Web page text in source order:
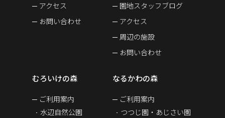
アクセス
お問い合わせ
園地スタッフブログ
アクセス
周辺の施設
お問い合わせ
むろいけの森
ご利用案内
水辺自然公園
なるかわの森
ご利用案内
つつじ園・あじさい園